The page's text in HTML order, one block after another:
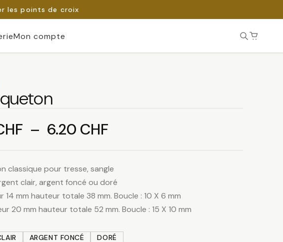
les points de croix
Mon compte
– 6.20 CHF
de
prix :
4.80 CHF
à
classique pour tresse, sangle
clair, argent foncé ou doré
14 mm hauteur totale 38 mm. Boucle : 10 X 6 mm
20 mm hauteur totale 52 mm. Boucle : 15 X 10 mm
ARGENT FONCÉ
DORÉ